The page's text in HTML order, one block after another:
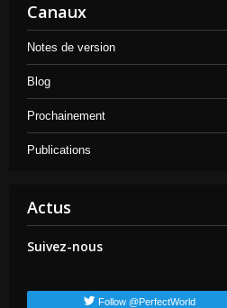
Canaux
Notes de version
Blog
Prochainement
Publications
Actus
Suivez-nous
Follow @PerfectWorld